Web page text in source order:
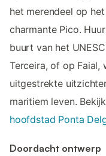
het merendeel op
charmante Pico.
buurt van het
Terceira, of op Faial,
uitgestrekte
maritiem leven.
hoofdstad Ponta
Doordacht ontwerp